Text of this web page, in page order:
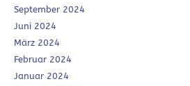
September 2024
Juni 2024
März 2024
Februar 2024
Januar 2024